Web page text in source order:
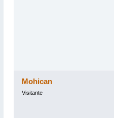
Mohican
Visitante